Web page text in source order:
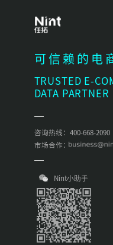
可信赖的电
TRUSTED E-
DATA PARTNER
咨询热线：400-668-2090
市场合作：
Nint小助手